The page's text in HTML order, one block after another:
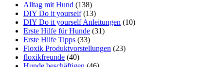
Alltag mit Hund (138)
DIY Do it yourself(13)
DIY Do it yourself Anleitungen (10)
Erste Hilfe für Hunde (31)
Erste Hilfe Tipps (33)
Floxik Produktvorstellungen (23)
floxikfreunde (40)